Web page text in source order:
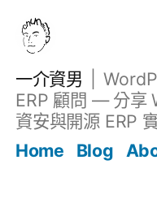
一介資男
ERP 顧問 — 分享
資安與開源 ERP
Home
Blog
文章